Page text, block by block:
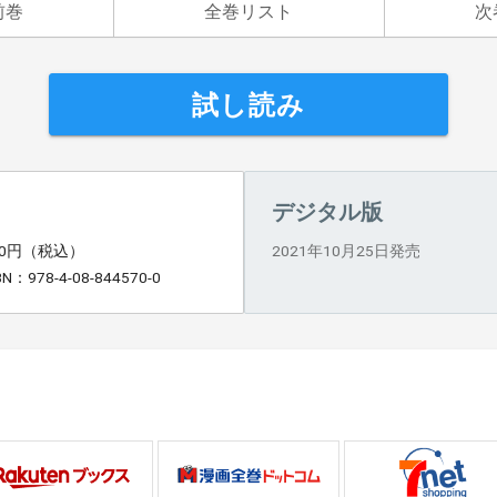
巻 全巻リスト 次
試し読み
円（税込）
：978-4-08-844570-0
デジタル版
2021年10月25日発売